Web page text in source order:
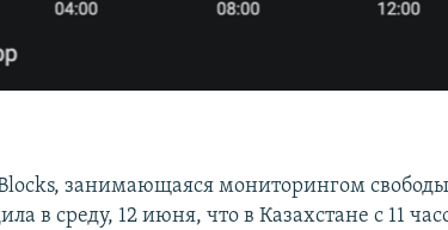
занимающаяся мониторингом свободы
в среду, 12 июня, что в Казахстане с 11